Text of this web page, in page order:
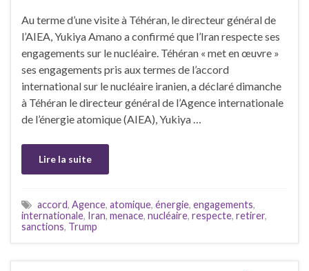
Au terme d’une visite à Téhéran, le directeur général de
l’AIEA, Yukiya Amano a confirmé que l’Iran respecte ses
engagements sur le nucléaire. Téhéran « met en œuvre »
ses engagements pris aux termes de l’accord
international sur le nucléaire iranien, a déclaré dimanche
à Téhéran le directeur général de l’Agence internationale
de l’énergie atomique (AIEA), Yukiya …
Lire la suite
accord, Agence, atomique, énergie, engagements,
internationale, Iran, menace, nucléaire, respecte, retirer,
sanctions, Trump